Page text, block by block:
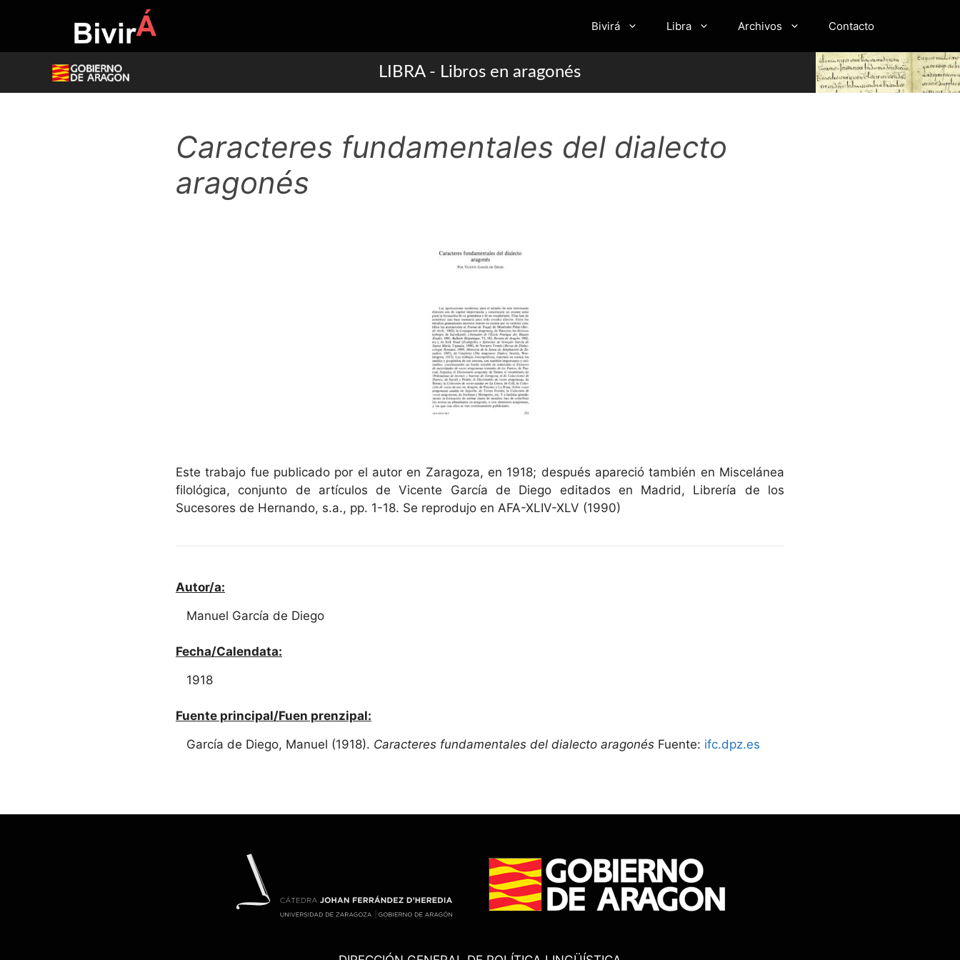
Bivirá Libra Archivos Contacto
LIBRA - Libros en aragonés
Caracteres fundamentales del dialecto
aragonés
Este trabajo fue publicado por el autor en Zaragoza, en 1918; después apareció también en Miscelánea
filológica, conjunto de artículos de Vicente García de Diego editados en Madrid, Librería de los
Sucesores de Hernando, s.a., pp. 1-18. Se reprodujo en AFA-XLIV-XLV (1990)
Autor/a:
Manuel García de Diego
Fecha/Calendata:
1918
Fuente principal/Fuen prenzipal:
García de Diego, Manuel (1918). Caracteres fundamentales del dialecto aragonés Fuente: ifc.dpz.es